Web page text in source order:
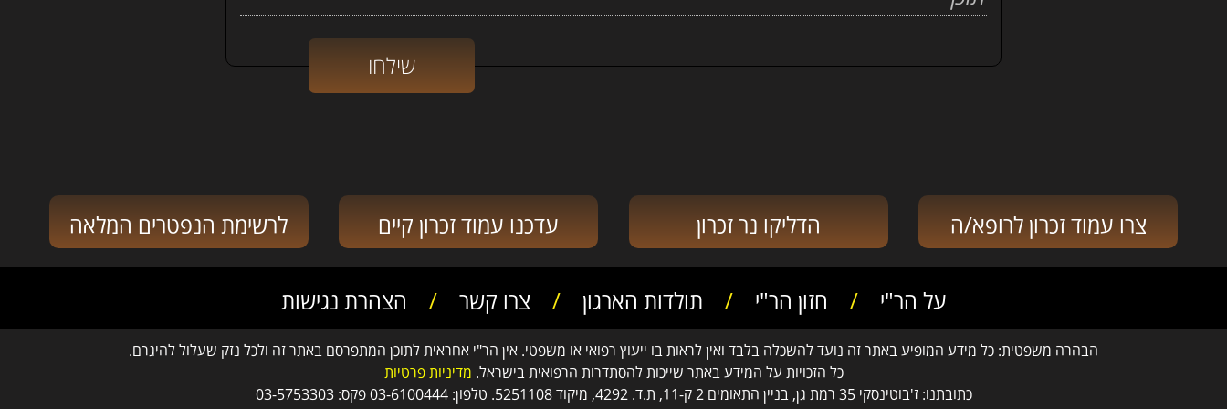
צרו עמוד זכרון לרופא/ה הדליקו נר זכרון עדכנו עמוד זכרון קיים
לרשימת הנפטרים המלאה
על הר"י / חזון הר"י / תולדות הארגון / צרו קשר / הצהרת נגישות
הבהרה משפטית: כל מידע המופיע באתר זה נועד להשכלה בלבד ואין לראות בו ייעוץ רפואי או משפטי. אין הר"י אחראית לתוכן המתפרסם באתר זה ולכל נזק שעלול להיגרם.
כל הזכויות על המידע באתר שייכות להסתדרות הרפואית בישראל.מדיניות פרטיות
כתובתנו: ז'בוטינסקי 35 רמת גן, בניין התאומים 2 ק-11, ת.ד. 4292, מיקוד 5251108. טלפון: 03-6100444 פקס: 03-5753303